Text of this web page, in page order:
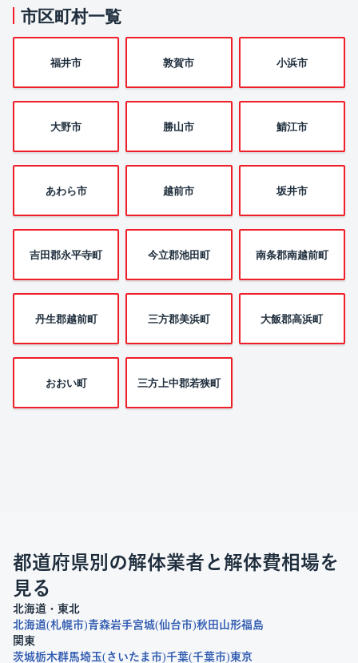
市区町村一覧
福井市 敦賀市 小浜市
大野市 勝山市 鯖江市
あわら市 越前市 坂井市
吉田郡永平寺町 今立郡池田町 南条郡南越前町
丹生郡越前町 三方郡美浜町 大飯郡高浜町
おおい町 三方上中郡若狭町
都道府県別の解体業者と解体費相場を
見る
北海道・東北
北海道 札幌市 青森岩手宮城 仙台市 秋田 山形福島
関東
茨城栃木群馬埼玉 さいたま市 千葉 千葉市 東京